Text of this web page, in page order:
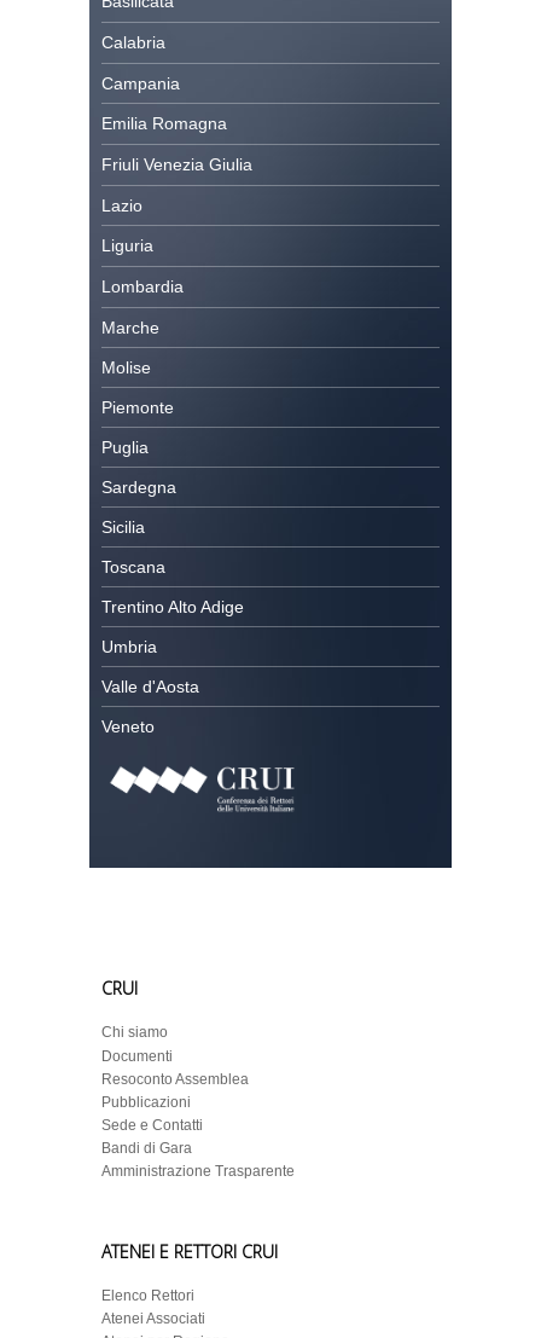
Calabria
Campania
Emilia Romagna
Friuli Venezia Giulia
Lazio
Liguria
Lombardia
Marche
Molise
Piemonte
Puglia
Sardegna
Sicilia
Toscana
Trentino Alto Adige
Umbria
Valle d'Aosta
Veneto
CRUI
Chi siamo
Documenti
Resoconto Assemblea
Pubblicazioni
Sede e Contatti
Bandi di Gara
Amministrazione Trasparente
ATENEI E RETTORI CRUI
Elenco Rettori
Atenei Associati